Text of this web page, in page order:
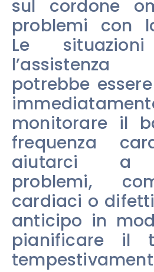
sul cordone
problemi con
Le
potrebbe
monitorare il
frequenza
aiutarci a
problemi,
cardiaci o
anticipo in
pianificare il